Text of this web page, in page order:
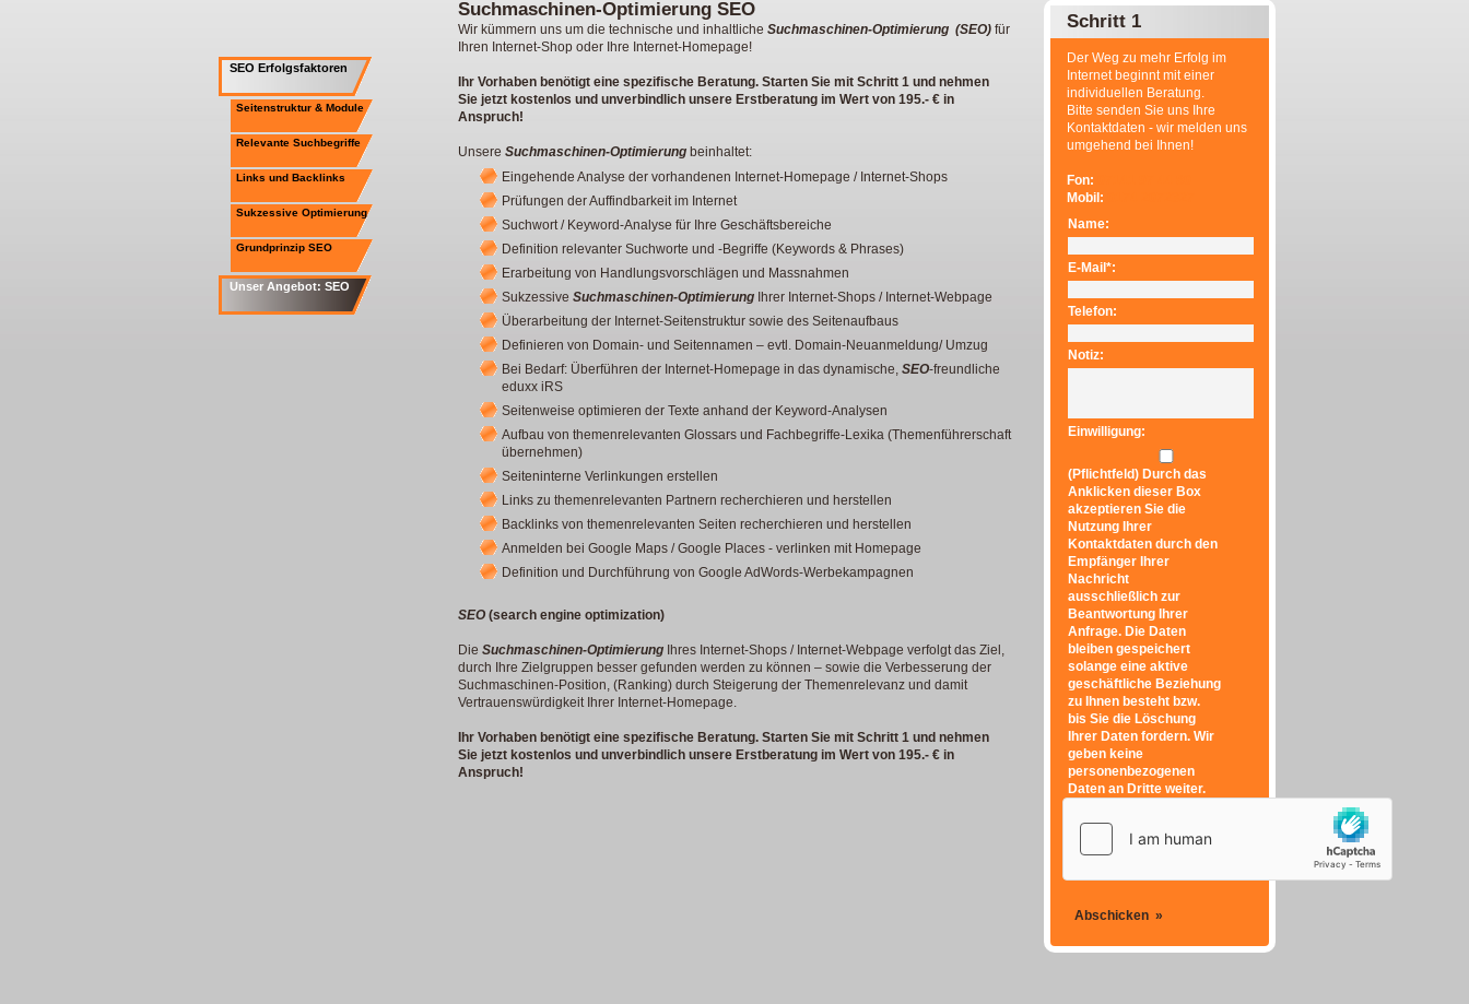
SEO Erfolgsfaktoren
Seitenstruktur & Module
Relevante Suchbegriffe
Links und Backlinks
Sukzessive Optimierung
Grundprinzip SEO
Unser Angebot: SEO
Suchmaschinen-Optimierung SEO
Wir kümmern uns um die technische und inhaltliche Suchmaschinen-Optimierung (SEO) für
Ihren Internet-Shop oder Ihre Internet-Homepage!
Ihr Vorhaben benötigt eine spezifische Beratung. Starten Sie mit Schritt 1 und nehmen
Sie jetzt kostenlos und unverbindlich unsere Erstberatung im Wert von 195.- € in
Anspruch!
Unsere Suchmaschinen-Optimierung beinhaltet:
Eingehende Analyse der vorhandenen Internet-Homepage / Internet-Shops
Prüfungen der Auffindbarkeit im Internet
Suchwort / Keyword-Analyse für Ihre Geschäftsbereiche
Definition relevanter Suchworte und -Begriffe (Keywords & Phrases)
Erarbeitung von Handlungsvorschlägen und Massnahmen
Sukzessive Suchmaschinen-Optimierung Ihrer Internet-Shops / Internet-Webpage
Überarbeitung der Internet-Seitenstruktur sowie des Seitenaufbaus
Definieren von Domain- und Seitennamen – evtl. Domain-Neuanmeldung/ Umzug
Bei Bedarf: Überführen der Internet-Homepage in das dynamische, SEO-freundliche
eduxx iRS
Seitenweise optimieren der Texte anhand der Keyword-Analysen
Aufbau von themenrelevanten Glossars und Fachbegriffe-Lexika (Themenführerschaft
übernehmen)
Seiteninterne Verlinkungen erstellen
Links zu themenrelevanten Partnern recherchieren und herstellen
Backlinks von themenrelevanten Seiten recherchieren und herstellen
Anmelden bei Google Maps / Google Places - verlinken mit Homepage
Definition und Durchführung von Google AdWords-Werbekampagnen
SEO (search engine optimization)
Die Suchmaschinen-Optimierung Ihres Internet-Shops / Internet-Webpage verfolgt das Ziel,
durch Ihre Zielgruppen besser gefunden werden zu können – sowie die Verbesserung der
Suchmaschinen-Position, (Ranking) durch Steigerung der Themenrelevanz und damit
Vertrauenswürdigkeit Ihrer Internet-Homepage.
Ihr Vorhaben benötigt eine spezifische Beratung. Starten Sie mit Schritt 1 und nehmen
Sie jetzt kostenlos und unverbindlich unsere Erstberatung im Wert von 195.- € in
Anspruch!
Schritt 1
Der Weg zu mehr Erfolg im
Internet beginnt mit einer
individuellen Beratung.
Bitte senden Sie uns Ihre
Kontaktdaten - wir melden uns
umgehend bei Ihnen!
Fon:
Mobil:
Name:
E-Mail*:
Telefon:
Notiz:
Einwilligung:
(Pflichtfeld) Durch das
Anklicken dieser Box
akzeptieren Sie die
Nutzung Ihrer
Kontaktdaten durch den
Empfänger Ihrer
Nachricht
ausschließlich zur
Beantwortung Ihrer
Anfrage. Die Daten
bleiben gespeichert
solange eine aktive
geschäftliche Beziehung
zu Ihnen besteht bzw.
bis Sie die Löschung
Ihrer Daten fordern. Wir
geben keine
personenbezogenen
Daten an Dritte weiter.